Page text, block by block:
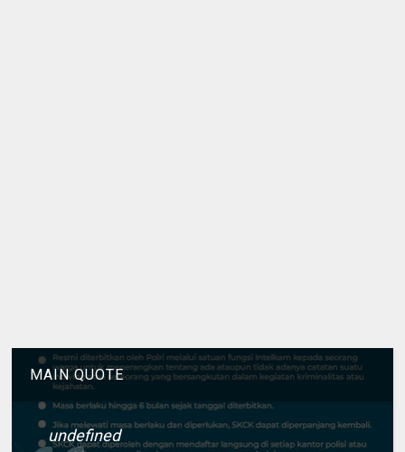
MAIN QUOTE
undefined